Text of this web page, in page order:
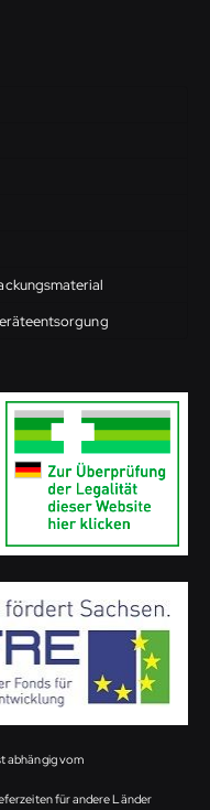
abhängig vom
für andere Länder